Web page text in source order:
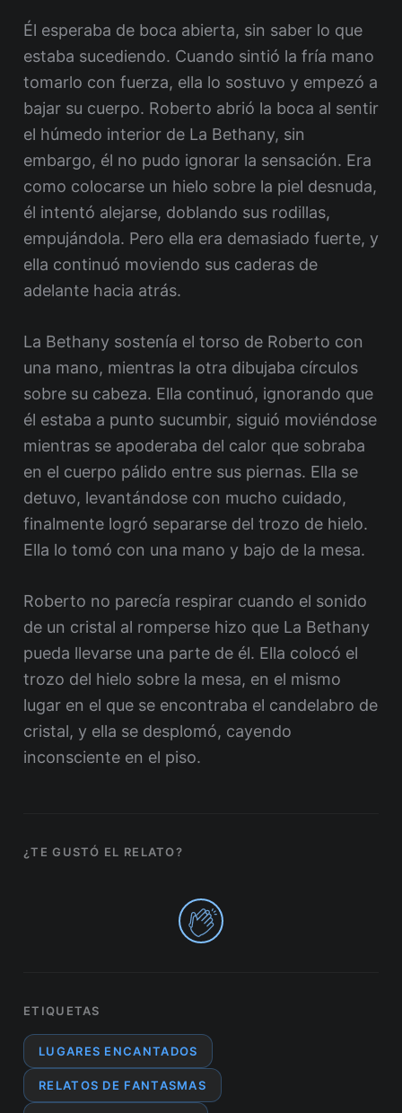
Él esperaba de boca abierta, sin saber lo que
estaba sucediendo. Cuando sintió la fría mano
tomarlo con fuerza, ella lo sostuvo y empezó a
bajar su cuerpo. Roberto abrió la boca al sentir
el húmedo interior de La Bethany, sin
embargo, él no pudo ignorar la sensación. Era
como colocarse un hielo sobre la piel desnuda,
él intentó alejarse, doblando sus rodillas,
empujándola. Pero ella era demasiado fuerte, y
ella continuó moviendo sus caderas de
adelante hacia atrás.
La Bethany sostenía el torso de Roberto con
una mano, mientras la otra dibujaba círculos
sobre su cabeza. Ella continuó, ignorando que
él estaba a punto sucumbir, siguió moviéndose
mientras se apoderaba del calor que sobraba
en el cuerpo pálido entre sus piernas. Ella se
detuvo, levantándose con mucho cuidado,
finalmente logró separarse del trozo de hielo.
Ella lo tomó con una mano y bajo de la mesa.
Roberto no parecía respirar cuando el sonido
de un cristal al romperse hizo que La Bethany
pueda llevarse una parte de él. Ella colocó el
trozo del hielo sobre la mesa, en el mismo
lugar en el que se encontraba el candelabro de
cristal, y ella se desplomó, cayendo
inconsciente en el piso.
¿TE GUSTÓ EL RELATO?
ETIQUETAS
LUGARES ENCANTADOS
RELATOS DE FANTASMAS